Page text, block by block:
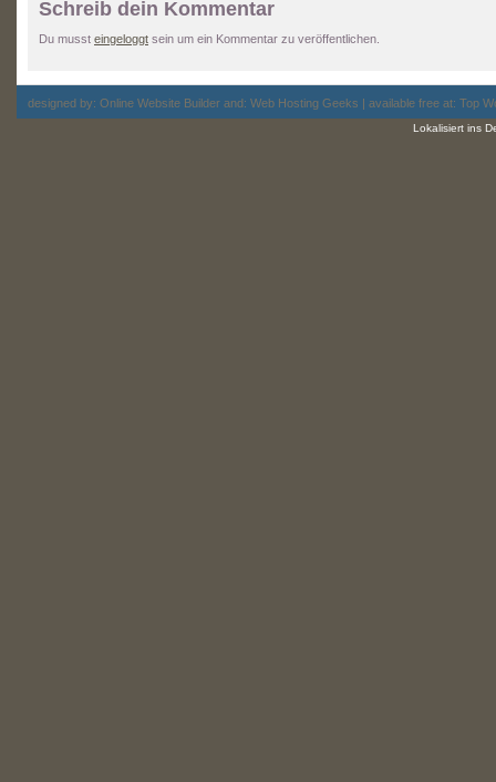
Schreib dein Kommentar
Du musst eingeloggt sein um ein Kommentar zu veröffentlichen.
designed by: Online Website Builder and: Web Hosting Geeks | available free at: Top
Lokalisiert ins